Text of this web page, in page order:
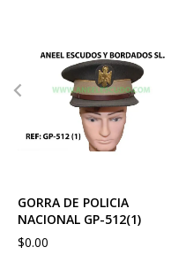
GORRA DE POLICIA
NACIONAL GP-512(1)
$0.00